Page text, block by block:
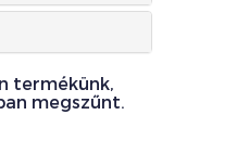
termékünk,
megszűnt.